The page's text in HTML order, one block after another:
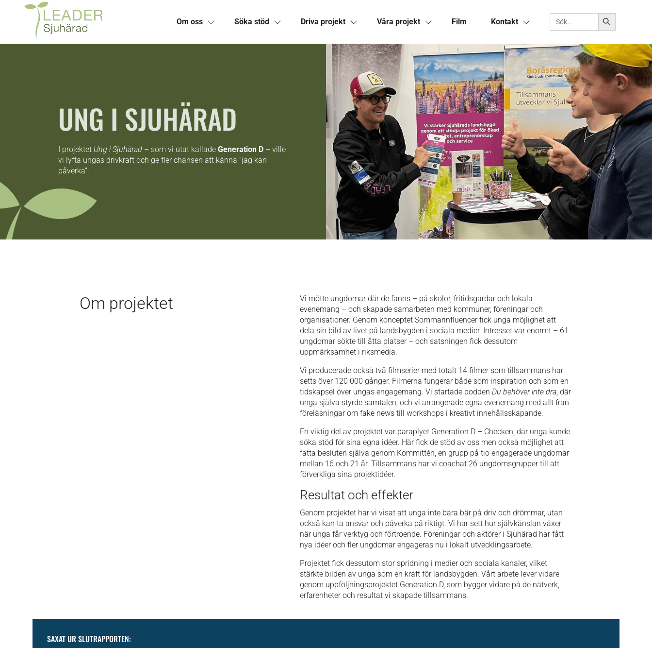
Om oss Söka stöd Driva projekt Våra projekt Film Kontakt Sök efter: Sökknapp
UNG I SJUHÄRAD
I projektet Ung i Sjuhärad – som vi utåt kallade Generation D – ville
vi lyfta ungas drivkraft och ge fler chansen att känna ”jag kan
påverka”.
Om projektet
Vi mötte ungdomar där de fanns – på skolor, fritidsgårdar och lokala
evenemang – och skapade samarbeten med kommuner, föreningar och
organisationer. Genom konceptet Sommarinfluencer fick unga möjlighet att
dela sin bild av livet på landsbygden i sociala medier. Intresset var enormt – 61
ungdomar sökte till åtta platser – och satsningen fick dessutom
uppmärksamhet i riksmedia.
Vi producerade också två filmserier med totalt 14 filmer som tillsammans har
setts över 120 000 gånger. Filmerna fungerar både som inspiration och som en
tidskapsel över ungas engagemang. Vi startade poddenDu behöver inte dra , där
unga själva styrde samtalen, och vi arrangerade egna evenemang med allt från
föreläsningar om fake news till workshops i kreativt innehållsskapande.
En viktig del av projektet var paraplyet Generation D – Checken, där unga kunde
söka stöd för sina egna idéer. Här fick de stöd av oss men också möjlighet att
fatta besluten själva genom Kommittén, en grupp på tio engagerade ungdomar
mellan 16 och 21 år. Tillsammans har vi coachat 26 ungdomsgrupper till att
förverkliga sina projektidéer.
Resultat och effekter
Genom projektet har vi visat att unga inte bara bär på driv och drömmar, utan
också kan ta ansvar och påverka på riktigt. Vi har sett hur självkänslan växer
när unga får verktyg och förtroende. Föreningar och aktörer i Sjuhärad har fått
nya idéer och fler ungdomar engageras nu i lokalt utvecklingsarbete.
Projektet fick dessutom stor spridning i medier och sociala kanaler, vilket
stärkte bilden av unga som en kraft för landsbygden. Vårt arbete lever vidare
genom uppföljningsprojektet Generation D, som bygger vidare på de nätverk,
erfarenheter och resultat vi skapade tillsammans.
SAXAT UR SLUTRAPPORTEN: